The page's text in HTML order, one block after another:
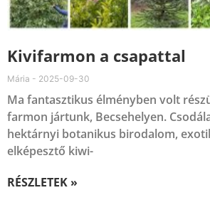
Kivifarmon a csapattal
Mária 2025-09-30
Ma fantasztikus élményben volt
farmon jártunk, Becsehelyen.
hektárnyi botanikus birodalom,
elképesztő kiwi-
RÉSZLETEK »